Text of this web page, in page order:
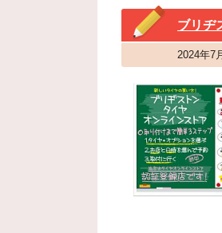
ブリヂ
2024年7